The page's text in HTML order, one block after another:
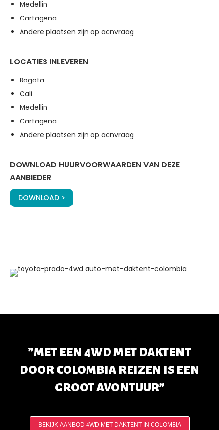
Medellin
Cartagena
Andere plaatsen zijn op aanvraag
LOCATIES INLEVEREN
Bogota
Cali
Medellin
Cartagena
Andere plaatsen zijn op aanvraag
DOWNLOAD HUURVOORWAARDEN VAN DEZE
AANBIEDER
DOWNLOAD >
”MET EEN 4WD MET DAKTENT
DOOR COLOMBIA REIZEN IS EEN
GROOT AVONTUUR”
BEKIJK AANBOD 4WD MET DAKTENT IN COLOMBIA